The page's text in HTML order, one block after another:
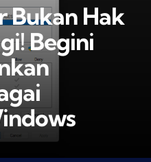
Hak
Begini